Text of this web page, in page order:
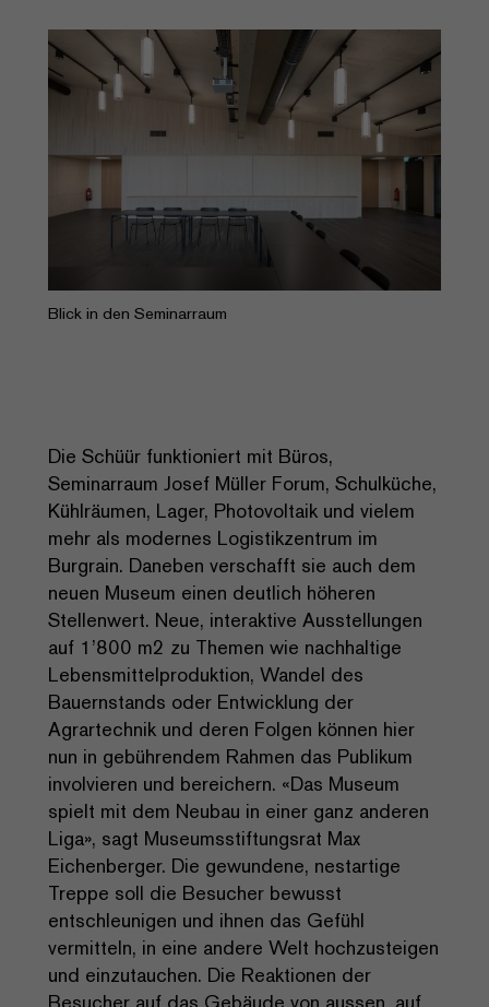
Blick in den Seminarraum
Die Schüür funktioniert mit Büros,
Seminarraum Josef Müller Forum, Schulküche,
Kühlräumen, Lager, Photovoltaik und vielem
mehr als modernes Logistikzentrum im
Burgrain. Daneben verschafft sie auch dem
neuen Museum einen deutlich höheren
Stellenwert. Neue, interaktive Ausstellungen
auf 1’800 m2 zu Themen wie nachhaltige
Lebensmittelproduktion, Wandel des
Bauernstands oder Entwicklung der
Agrartechnik und deren Folgen können hier
nun in gebührendem Rahmen das Publikum
involvieren und bereichern. «Das Museum
spielt mit dem Neubau in einer ganz anderen
Liga», sagt Museumsstiftungsrat Max
Eichenberger. Die gewundene, nestartige
Treppe soll die Besucher bewusst
entschleunigen und ihnen das Gefühl
vermitteln, in eine andere Welt hochzusteigen
und einzutauchen. Die Reaktionen der